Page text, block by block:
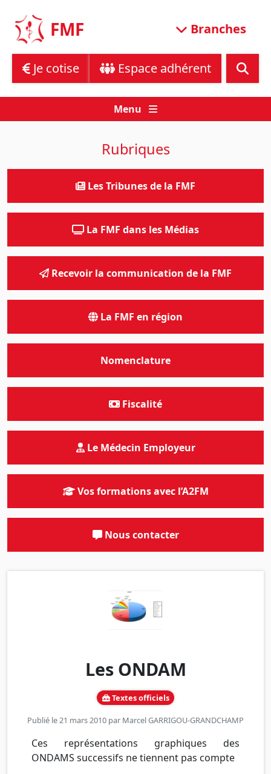
content
FMF Branches
Je cotise Espace adhérent
Menu
Les ONDAM
Textes officiels
Publié le 21 mars 2010 par Marcel GARRIGOU-GRANDCHAMP
Ces représentations graphiques des
ONDAMS successifs ne tiennent pas compte
Rubriques
Les Tribunes de la FMF
La FMF dans les Médias
Recevoir la communication de la FMF
La FMF en région
Nomenclature
Fiscalité
Le Médecin Employeur
Vos formations avec l’A2FM
Nous contacter